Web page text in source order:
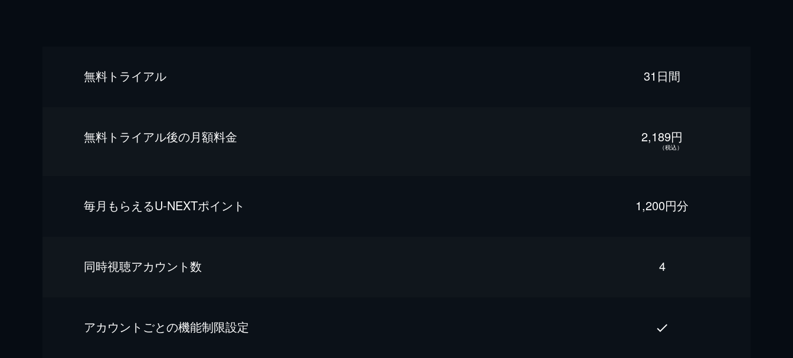
無料トライアル 31日間
無料トライアル後の⽉額料金 2,189円
（税込）
毎⽉もらえるU-NEXTポイント 1,200円分
同時視聴アカウント数 4
アカウントごとの機能制限設定